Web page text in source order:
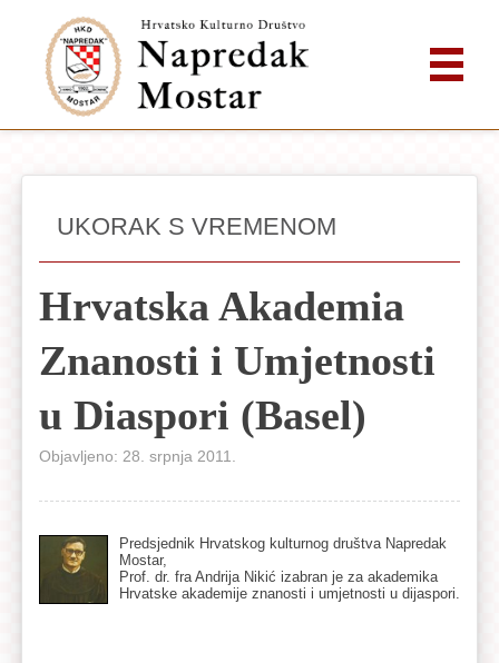
UKORAK S VREMENOM
Hrvatska Akademia
Znanosti i Umjetnosti
u Diaspori (Basel)
Objavljeno: 28. srpnja 2011.
Predsjednik Hrvatskog kulturnog društva Napredak
Mostar,
Prof. dr. fra Andrija Nikić izabran je za akademika
Hrvatske akademije znanosti i umjetnosti u dijaspori.